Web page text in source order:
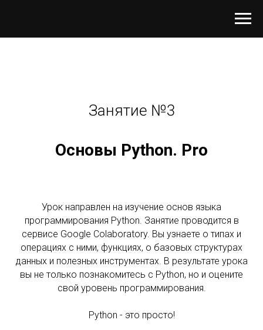
Занятие №3
Основы Python. Pro
Урок направлен на изучение основ языка
программирования Python. Занятие проводится в
сервисе Google Colaboratory. Вы узнаете о типах и
операциях с ними, функциях, о базовых структурах
данных и полезных инструментах. В результате урока
вы не только познакомитесь с Python, но и оцените
свой уровень программирования.
Python - это просто!